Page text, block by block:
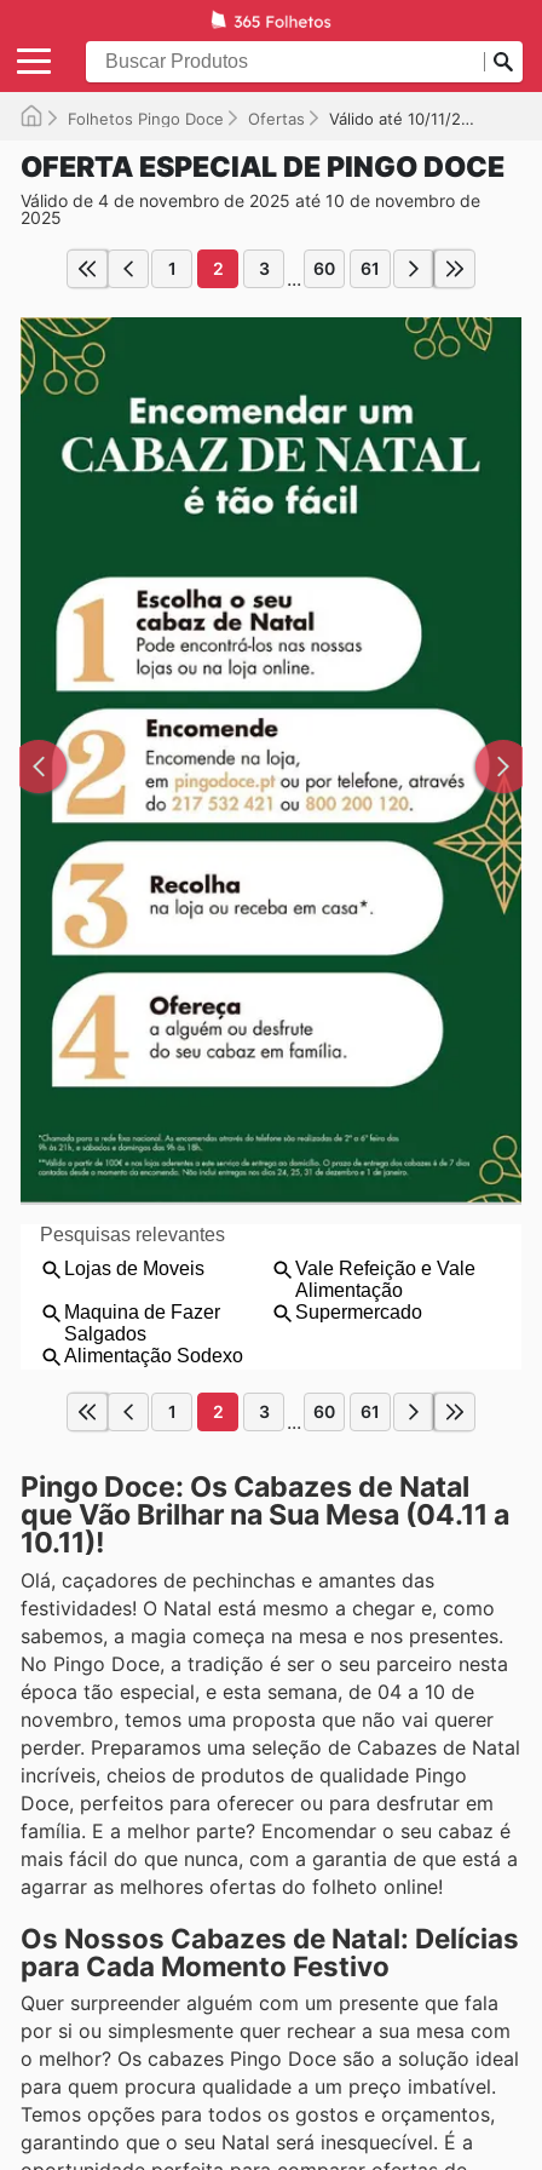
Folhetos Pingo Doce Ofertas Válido até 10/11/2025
OFERTA ESPECIAL DE PINGO DOCE
Válido de 4 de novembro de 2025 até 10 de novembro de
2025
1 2 3 ... 60 61
1 2 3 ... 60 61
Pingo Doce: Os Cabazes de Natal
que Vão Brilhar na Sua Mesa (04.11 a
10.11)!
Olá, caçadores de pechinchas e amantes das
festividades! O Natal está mesmo a chegar e, como
sabemos, a magia começa na mesa e nos presentes.
No Pingo Doce, a tradição é ser o seu parceiro nesta
época tão especial, e esta semana, de 04 a 10 de
novembro, temos uma proposta que não vai querer
perder. Preparamos uma seleção de Cabazes de Natal
incríveis, cheios de produtos de qualidade Pingo
Doce, perfeitos para oferecer ou para desfrutar em
família. E a melhor parte? Encomendar o seu cabaz é
mais fácil do que nunca, com a garantia de que está a
agarrar as melhores ofertas do folheto online!
Os Nossos Cabazes de Natal: Delícias
para Cada Momento Festivo
Quer surpreender alguém com um presente que fala
por si ou simplesmente quer rechear a sua mesa com
o melhor? Os cabazes Pingo Doce são a solução ideal
para quem procura qualidade a um preço imbatível.
Temos opções para todos os gostos e orçamentos,
garantindo que o seu Natal será inesquecível. É a